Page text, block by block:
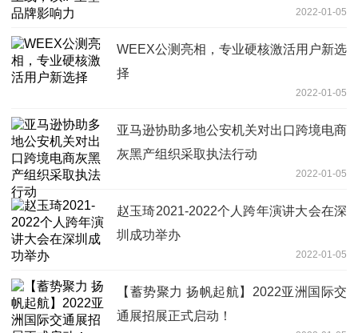
2022-01-05
WEEX公测亮相，专业硬核激活用户新选
择
2022-01-05
亚马逊协助多地公安机关对出口跨境电商
灰黑产组织采取执法行动
2022-01-05
赵玉琦2021-2022个人跨年演讲大会在深
圳成功举办
2022-01-05
【蓄势聚力 扬帆起航】2022亚洲国际交
通展招展正式启动！